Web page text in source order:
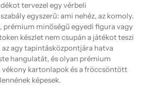
tervezel egy vérbeli
egyszerű: ami nehéz, az komoly.
prémium minőségű egyedi figura vagy
készlet nem csupán a játékot teszi
az agy tapintásközpontjára hatva
hangulatát, és olyan prémium
vékony kartonlapok és a fröccsöntött
képesek.